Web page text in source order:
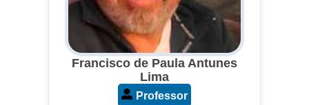
Francisco de Paula Antunes
Lima
Professor